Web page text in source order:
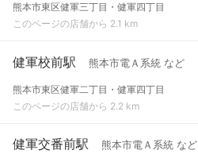
熊本市東区健軍三丁目・健軍四丁目
このページの店舗から 2.1 km
健軍校前駅 熊本市電Ａ系統 など
熊本市東区健軍二丁目・健軍四丁目
このページの店舗から 2.2 km
健軍交番前駅 熊本市電Ａ系統 など